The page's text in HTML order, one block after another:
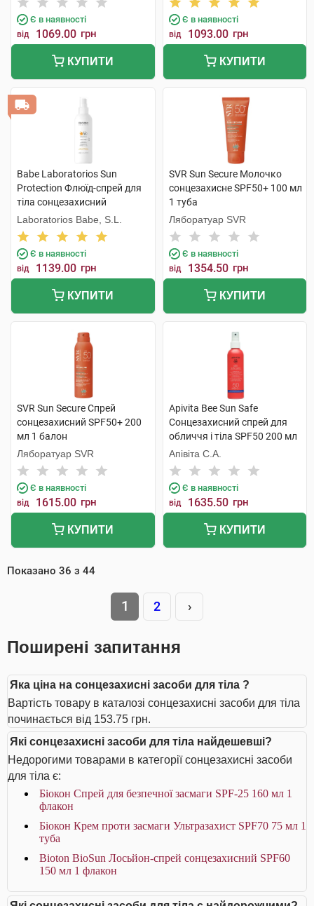
Є в наявності
від 1069.00 грн
КУПИТИ
компонентам 200 мл 1 туба
Є в наявності
від 1093.00 грн
КУПИТИ
Babe Laboratorios Sun
Protection Флюїд-спрей для
тіла сонцезахисний
водостійкий з SPF50 200 мл
1 флакон
Laboratorios Babe, S.L.
Є в наявності
від 1139.00 грн
КУПИТИ
SVR Sun Secure Молочко
сонцезахисне SPF50+ 100 мл
1 туба
Ляборатуар SVR
Є в наявності
від 1354.50 грн
КУПИТИ
SVR Sun Secure Спрей
сонцезахисний SPF50+ 200
мл 1 балон
Ляборатуар SVR
Є в наявності
від 1615.00 грн
КУПИТИ
Apivita Bee Sun Safe
Сонцезахисний спрей для
обличчя і тіла SPF50 200 мл
1 флакон
Апівіта С.А.
Є в наявності
від 1635.50 грн
КУПИТИ
Показано 36 з 44
1 2 ›
Поширені запитання
Яка ціна на сонцезахисні засоби для тіла ?
Вартість товару в каталозі сонцезахисні засоби для тіла
починається від 153.75 грн.
Які сонцезахисні засоби для тіла найдешевші?
Недорогими товарами в категорії сонцезахисні засоби
для тіла є:
Біокон Спрей для безпечної засмаги SPF-25 160 мл 1
флакон
Біокон Крем проти засмаги Ультразахист SPF70 75 мл 1
туба
Bioton BioSun Лосьйон-спрей сонцезахисний SPF60
150 мл 1 флакон